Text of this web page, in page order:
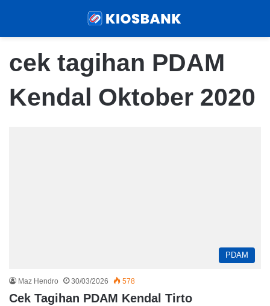
cek tagihan PDAM
Kendal Oktober 2020
PDAM
Maz Hendro 30/03/2026 578
Cek Tagihan PDAM Kendal Tirto